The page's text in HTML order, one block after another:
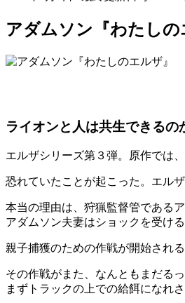
アダムソン『わたしの
ライオンと人は共生できるの
エルザシリーズ第３弾。原作では
恐れていたことが起こった。エル
本当の理由は、狩猟監督管である
アダムソン夫妻はショックを受け
親子捕獲のための作戦が開始される
その作戦がまた、なんともまだるっ
まずトラックの上での給餌になれ